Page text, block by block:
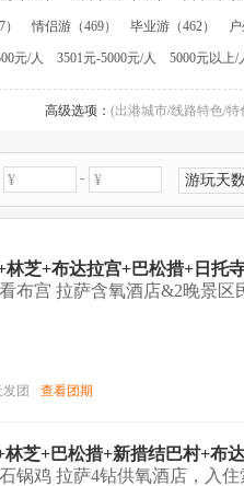
天门（3） 北京+北戴河+承德（2）
江+香格里拉+泸沽湖（1） 内蒙+宁夏
大理+泸沽湖（1） 川西专线（1） 丽
） 呼和浩特一地（1） 宁夏一地（1）
情侣游（469） 毕业游（462）
元/人 3501元-5000元/人 5000元以上/
高级选项： (出港城市/线路特色/特
-
¥ ¥ 游玩天数
林芝+布达拉宫+巴松措+日托
布宫 拉萨含氧酒店&2晚景区
发团 查看团期
林芝+巴松措+新措结巴村+布
锅鸡 拉萨4钻供氧酒店，入